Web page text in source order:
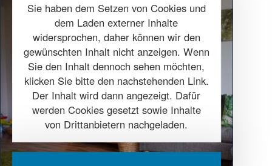
Sie haben dem Setzen von Cookies und
dem Laden externer Inhalte
widersprochen, daher können wir den
gewünschten Inhalt nicht anzeigen. Wenn
Sie den Inhalt dennoch sehen möchten,
klicken Sie bitte den nachstehenden Link.
Der Inhalt wird dann angezeigt. Dafür
werden Cookies gesetzt sowie Inhalte
von Drittanbietern nachgeladen.